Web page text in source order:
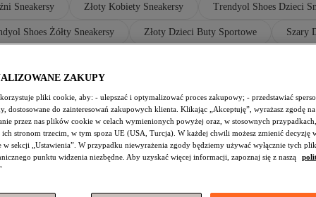
Sneakersy Złoty Kobiety Sneakersy Trendyol Shoes Dzieci
Shoes Żółty Sneakersy Złoty Dzieci Buty Sportowe Szary
dla Najmłodszych
sposób na dodanie blasku każdej stylizacji
niezbędną dla aktywnych dzieci. Od codziennych
ZAKUPY
pliki cookie, aby: - ulepszać i optymalizować proces zakupowy; - przedstawiać
dostosowane do zainteresowań zakupowych klienta. Klikając „Akceptuję”, wyrażasz zgodę na
przez nas plików cookie w celach wymienionych powyżej oraz, w stosownych
ich stronom trzecim, w tym spoza UE (USA, Turcja). W każdej chwili możesz zmienić decyzję
sekcji „Ustawienia”. W przypadku niewyrażenia zgody będziemy używać wyłącznie tych
punktu widzenia niezbędne. Aby uzyskać więcej informacji, zapoznaj się z naszą